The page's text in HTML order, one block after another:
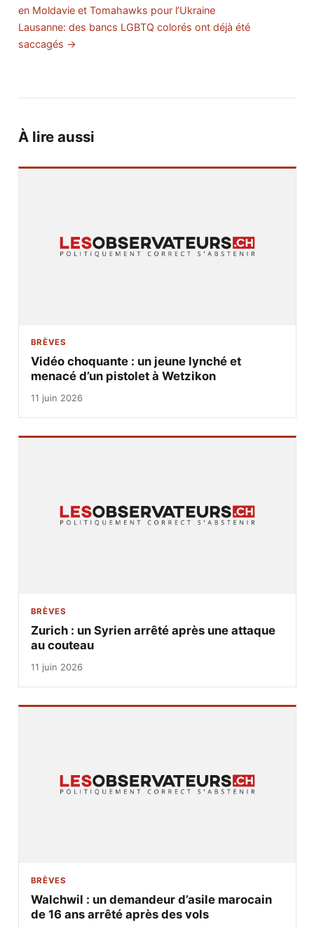
en Moldavie et Tomahawks pour l’Ukraine
Lausanne: des bancs LGBTQ colorés ont déjà été
saccagés →
À lire aussi
BRÈVES
Vidéo choquante : un jeune lynché et
menacé d’un pistolet à Wetzikon
11 juin 2026
BRÈVES
Zurich : un Syrien arrêté après une attaque
au couteau
11 juin 2026
BRÈVES
Walchwil : un demandeur d’asile marocain
de 16 ans arrêté après des vols